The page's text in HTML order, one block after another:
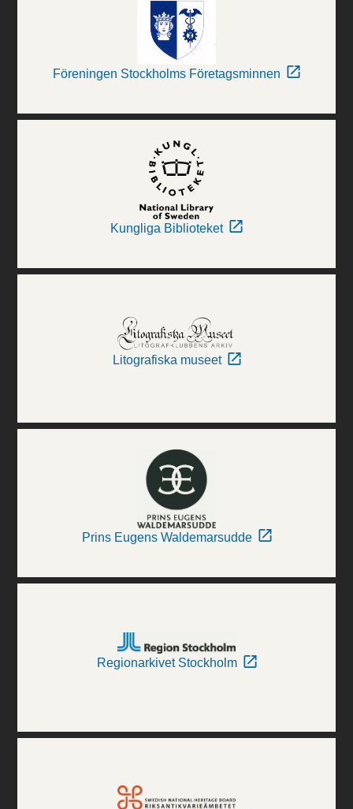
Föreningen Stockholms Företagsminnen
Kungliga Biblioteket
Litografiska museet
Prins Eugens Waldemarsudde
Regionarkivet Stockholm